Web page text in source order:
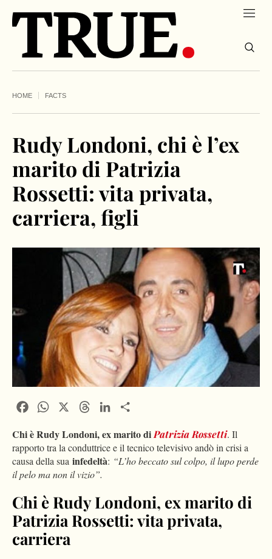
HOME FACTS
Rudy Londoni, chi è l’ex
marito di Patrizia
Rossetti: vita privata,
carriera, figli
FacebookWhatsApp ThreadsLinkedIn
Chi è Rudy Londoni, ex marito diPatrizia Rossetti. Il
rapporto tra la conduttrice e il tecnico televisivo andò in crisi a
causa della sua infedeltà: “L’ho beccato sul colpo, il lupo perde
il pelo ma non il vizio”.
Chi è Rudy Londoni, ex marito di
Patrizia Rossetti: vita privata,
carriera